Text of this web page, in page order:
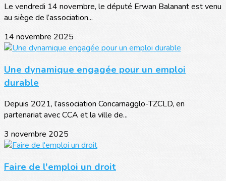
Le vendredi 14 novembre, le député Erwan Balanant est venu
au siège de l’association...
14 novembre 2025
Une dynamique engagée pour un emploi
durable
Depuis 2021, l’association Concarnagglo-TZCLD, en
partenariat avec CCA et la ville de...
3 novembre 2025
Faire de l'emploi un droit